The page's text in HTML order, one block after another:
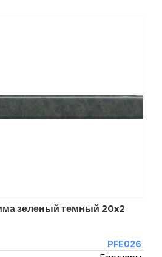
зеленый темный 20x2
PFE026